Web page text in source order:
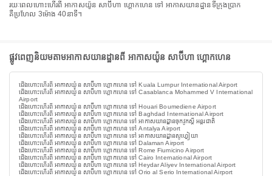
រយៈពេលហោះហើរពី អាកាសយ៉ូន សាប៊ីហា ហ្គោកហេន ទៅ អាកាសយានដ្ឋានទីក្រុងប្រាក
គឺប្រហែល 3ម៉ោង 40នាទី។
ផ្លូវពេញនិយមតាមអាកាសយានដ្ឋានពី អាកាសយ៉ូន សាប៊ីហា ហ្គោកហេន
ជើងហោះហើរពី អាកាសយ៉ូន សាប៊ីហា ហ្គោកហេន ទៅ Kuala Lumpur International Airport
ជើងហោះហើរពី អាកាសយ៉ូន សាប៊ីហា ហ្គោកហេន ទៅ Casablanca Mohammed V International
Airport
ជើងហោះហើរពី អាកាសយ៉ូន សាប៊ីហា ហ្គោកហេន ទៅ Houari Boumediene Airport
ជើងហោះហើរពី អាកាសយ៉ូន សាប៊ីហា ហ្គោកហេន ទៅ Baghdad International Airport
ជើងហោះហើរពី អាកាសយ៉ូន សាប៊ីហា ហ្គោកហេន ទៅ អាកាសយានដ្ឋានចុកវូកស្តី អន្តរជាតិ
ជើងហោះហើរពី អាកាសយ៉ូន សាប៊ីហា ហ្គោកហេន ទៅ Antalya Airport
ជើងហោះហើរពី អាកាសយ៉ូន សាប៊ីហា ហ្គោកហេន ទៅ អាកាសយានដ្ឋានសូហ្វៀយា
ជើងហោះហើរពី អាកាសយ៉ូន សាប៊ីហា ហ្គោកហេន ទៅ Dalaman Airport
ជើងហោះហើរពី អាកាសយ៉ូន សាប៊ីហា ហ្គោកហេន ទៅ Rome Fiumicino Airport
ជើងហោះហើរពី អាកាសយ៉ូន សាប៊ីហា ហ្គោកហេន ទៅ Cairo International Airport
ជើងហោះហើរពី អាកាសយ៉ូន សាប៊ីហា ហ្គោកហេន ទៅ Heydar Aliyev International Airport
ជើងហោះហើរពី អាកាសយ៉ូន សាប៊ីហា ហ្គោកហេន ទៅ Orio al Serio International Airport